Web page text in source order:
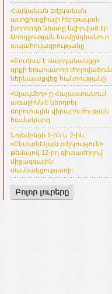
Հայկական բժշկական
ասոցիացիայի հերթական
խորհրդի նիստը նվիրված էր
Առողջության համընդհանուր
ապահովագրությանը
«Բուժում է Վարդանանցը»
գրքի եռահատոր ժողովածուն
ներկայացվեց հանրությանը
«Սլավմեդ»-ը Հայաստանում
առաջինն է ներդրել
ռոբոտային վիրաբուժության
համակարգ
Նոյեմբերի 1-ին և 2-ին,
«Ընտանեկան բժշկություն»
թեմայով 12-րդ գիտաժողով՝
միջազգային
մասնակցությամբ։
Բոլոր լուրերը